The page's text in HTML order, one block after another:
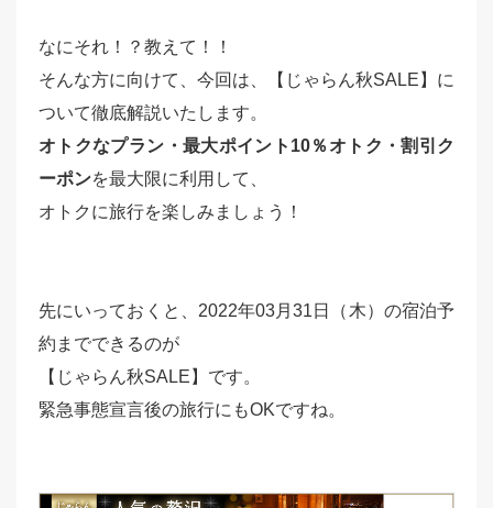
なにそれ！？教えて！！
そんな方に向けて、今回は、【じゃらん秋SALE】に
ついて徹底解説いたします。
オトクなプラン・最大ポイント10％オトク・割引ク
ーポンを最大限に利用して、
オトクに旅行を楽しみましょう！
先にいっておくと、2022年03月31日（木）の宿泊予
約までできるのが
【じゃらん秋SALE】です。
緊急事態宣言後の旅行にもOKですね。